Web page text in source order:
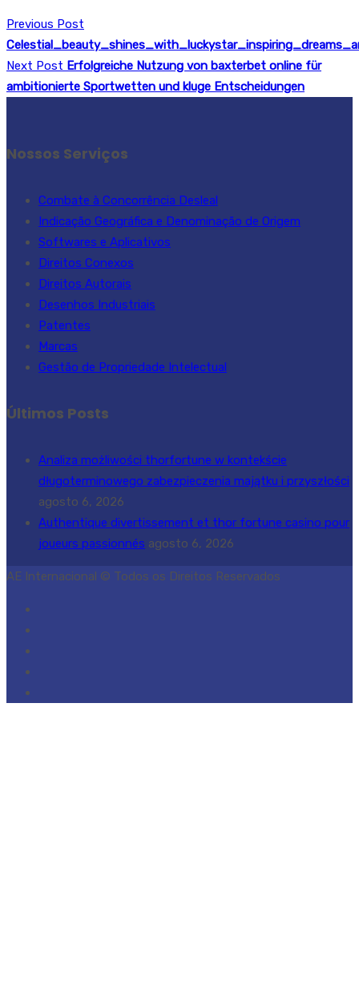
Previous Post
Next Post Erfolgreiche Nutzung von baxterbet online für
ambitionierte Sportwetten und kluge Entscheidungen
Nossos Serviços
Combate à Concorrência Desleal
Indicação Geográfica e Denominação de Origem
Softwares e Aplicativos
Direitos Conexos
Direitos Autorais
Desenhos Industriais
Patentes
Marcas
Gestão de Propriedade Intelectual
Últimos Posts
Analiza możliwości thorfortune w kontekście
długoterminowego zabezpieczenia majątku i przyszłości
agosto 6, 2026
Authentique divertissement et thor fortune casino pour
joueurs passionnés agosto 6, 2026
AE Internacional © Todos os Direitos Reservados